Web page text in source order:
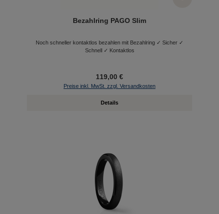
Bezahlring PAGO Slim
Noch schneller kontaktlos bezahlen mit Bezahlring ✓ Sicher ✓
Schnell ✓ Kontaktlos
119,00 €
Preise inkl. MwSt. zzgl. Versandkosten
Details